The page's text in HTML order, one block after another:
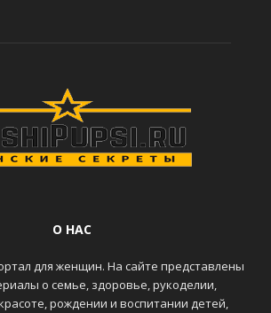
О НАС
для женщин. На сайте представлены
о семье, здоровье, рукоделии,
рождении и воспитании детей,